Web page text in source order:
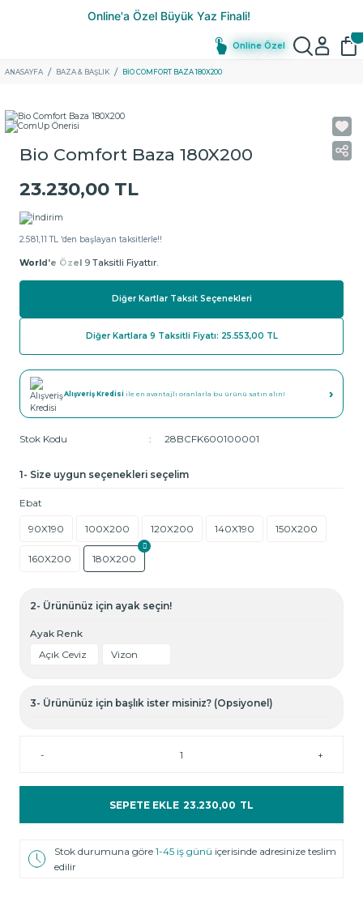
Online Özel
ANASAYFA BAZA & BAŞLIK BIO COMFORT BAZA 180X200
Bio Comfort Baza 180X200
23.230,00 TL
2.581,11 TL ‘den başlayan taksitlerle!!
World'e Özel 9 Taksitli Fiyattır.
Diğer Kartlar Taksit Seçenekleri
Diğer Kartlara 9 Taksitli Fiyatı: 25.553,00 TL
Alışveriş Kredisi ile en avantajlı oranlarla bu ürünü satın alın! ›
Stok Kodu 28BCFK600100001
1- Size uygun seçenekleri seçelim
Ebat
90X190 100X200 120X200 140X190 150X200
160X200 180X200
2- Ürününüz için ayak seçin!
Ayak Renk
Açık Ceviz
Vizon
3- Ürününüz için başlık ister misiniz? (Opsiyonel)
- +
SEPETE EKLE 23.230,00 TL
Stok durumuna göre1-45 iş günü içerisinde adresinize teslim
edilir